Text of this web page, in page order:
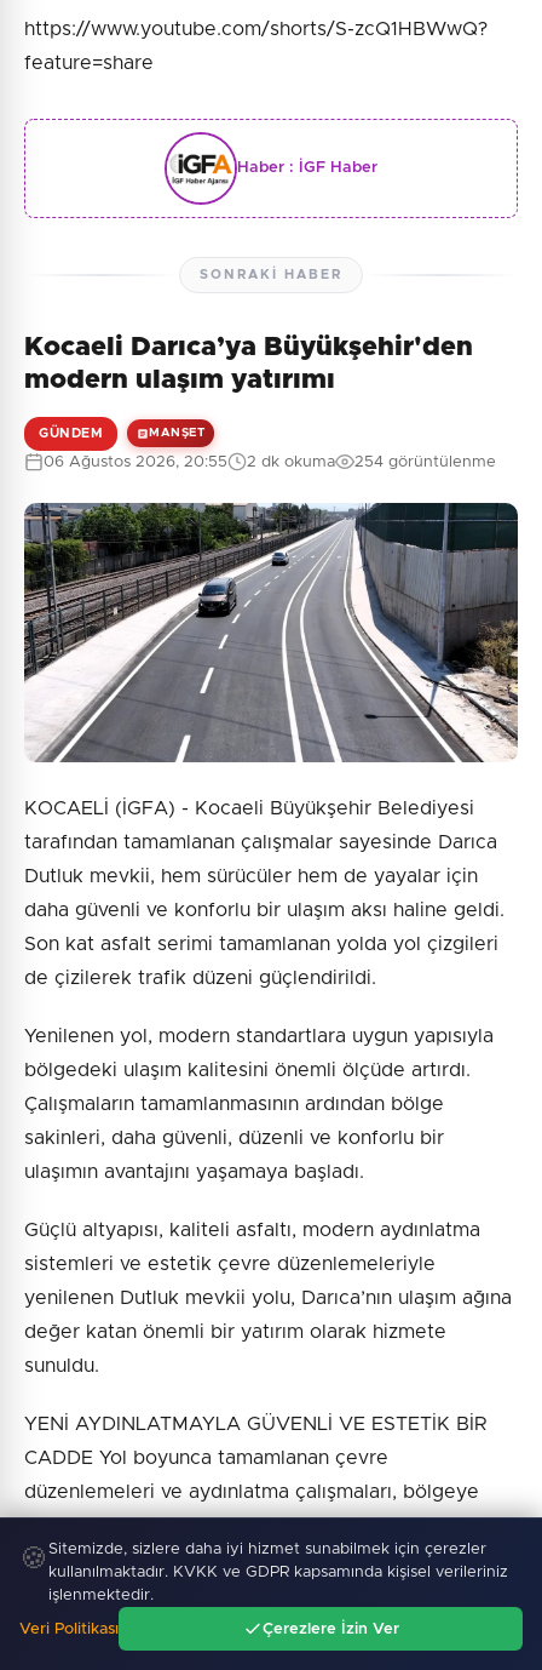
https://www.youtube.com/shorts/S-zcQ1HBWwQ?
feature=share
Haber : İGF Haber
SONRAKI HABER
Kocaeli Darıca’ya Büyükşehir'den
modern ulaşım yatırımı
GÜNDEM MANŞET
06 Ağustos 2026, 20:55 2 dk okuma 254 görüntülenme
KOCAELİ (İGFA) - Kocaeli Büyükşehir Belediyesi
tarafından tamamlanan çalışmalar sayesinde Darıca
Dutluk mevkii, hem sürücüler hem de yayalar için
daha güvenli ve konforlu bir ulaşım aksı haline geldi.
Son kat asfalt serimi tamamlanan yolda yol çizgileri
de çizilerek trafik düzeni güçlendirildi.
Yenilenen yol, modern standartlara uygun yapısıyla
bölgedeki ulaşım kalitesini önemli ölçüde artırdı.
Çalışmaların tamamlanmasının ardından bölge
sakinleri, daha güvenli, düzenli ve konforlu bir
ulaşımın avantajını yaşamaya başladı.
Güçlü altyapısı, kaliteli asfaltı, modern aydınlatma
sistemleri ve estetik çevre düzenlemeleriyle
yenilenen Dutluk mevkii yolu, Darıca’nın ulaşım ağına
değer katan önemli bir yatırım olarak hizmete
sunuldu.
YENİ AYDINLATMAYLA GÜVENLİ VE ESTETİK BİR
CADDE Yol boyunca tamamlanan çevre
düzenlemeleri ve aydınlatma çalışmaları, bölgeye
Yayaların güvenli şekilde ulaşımını sağlayan
kaldırımlar ve gece görüşünü artıran aydınlatma
sistemiyle Dutluk mevkii, hem fonksiyonel hem de
🍪 Sitemizde, sizlere daha iyi hizmet sunabilmek için çerezler
kullanılmaktadır. KVKK ve GDPR kapsamında kişisel verileriniz
işlenmektedir.
Veri Politikası Çerezlere İzin Ver
Gündem Ara Menü